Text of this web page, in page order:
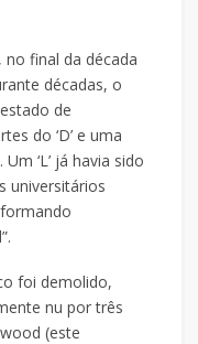
final da década
décadas, o
de
do ‘D’ e uma
‘L’ já havia sido
universitários
foi demolido,
nu por três
(este